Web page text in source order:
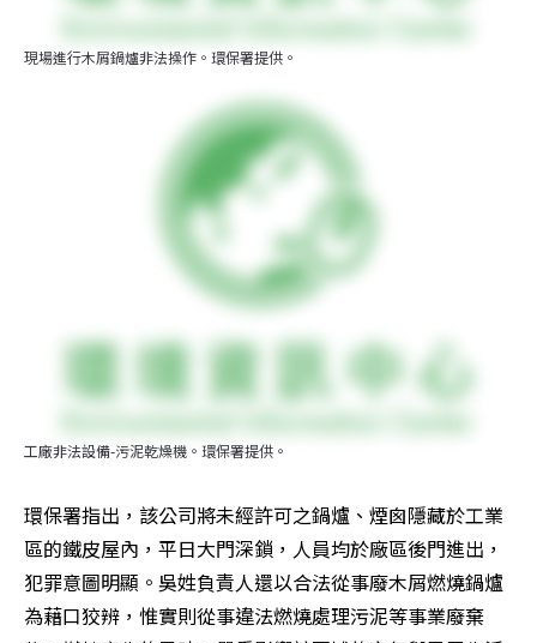
現場進行木屑鍋爐非法操作。環保署提供。
工廠非法設備-污泥乾燥機。環保署提供。
環保署指出，該公司將未經許可之鍋爐、煙囪隱藏於工業
區的鐵皮屋內，平日大門深鎖，人員均於廠區後門進出，
犯罪意圖明顯。吳姓負責人還以合法從事廢木屑燃燒鍋爐
為藉口狡辨，惟實則從事違法燃燒處理污泥等事業廢棄